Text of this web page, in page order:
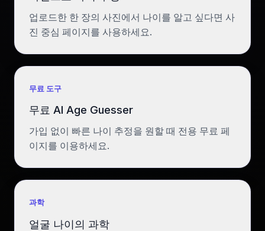
업로드한 한 장의 사진에서 나이를 알고 싶다면 사
진 중심 페이지를 사용하세요.
무료 도구
무료 AI Age Guesser
가입 없이 빠른 나이 추정을 원할 때 전용 무료 페
이지를 이용하세요.
과학
얼굴 나이의 과학